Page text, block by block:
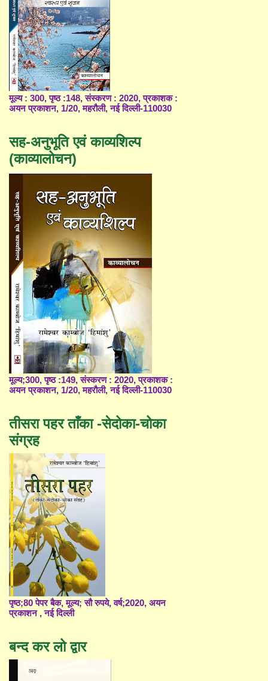
मूल्य : 300, पृष्ठ :148, संस्करण : 2020, प्रकाशक :
अयन प्रकाशन, 1/20, महरौली, नई दिल्ली-110030
सह-अनुभूति एवं काव्यशिल्प
(काव्यालोचन)
मूल्य;300, पृष्ठ :149, संस्करण : 2020, प्रकाशक :
अयन प्रकाशन, 1/20, महरौली, नई दिल्ली-110030
तीसरा पहर ताँका -सेदोका-चोका
संग्रह
पृष्ठ;80 पेपर बैक, मूल्य; सौ रुपये, वर्ष;2020, अयन
प्रकाशन , नई दिल्ली
बन्द कर लो द्वार